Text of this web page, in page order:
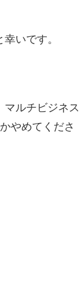
いです。
ルチビジネス
やめてくださ